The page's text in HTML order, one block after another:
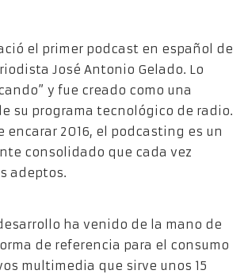
el primer podcast en español de
José Antonio Gelado. Lo
y fue creado como una
su programa tecnológico de radio.
encarar 2016, el podcasting es un
consolidado que cada vez
adeptos.
ha venido de la mano de
de referencia para el consumo
multimedia que sirve unos 15